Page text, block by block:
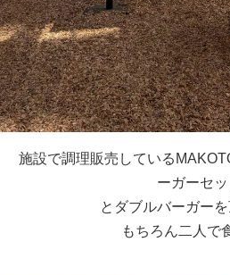
施設で調理販売している
ーガーセッ
とダブルバーガー
もちろん二人で